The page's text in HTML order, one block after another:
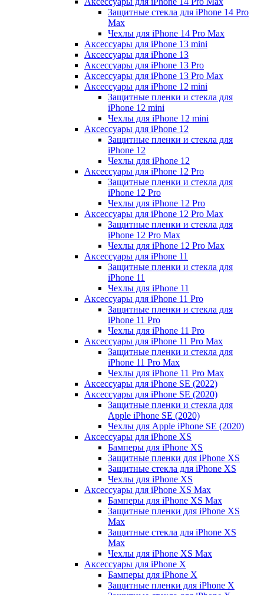
Защитные стекла для iPhone 14 Pro
Max
Чехлы для iPhone 14 Pro Max
Аксессуары для iPhone 13 mini
Аксессуары для iPhone 13
Аксессуары для iPhone 13 Pro
Аксессуары для iPhone 13 Pro Max
Аксессуары для iPhone 12 mini
Защитные пленки и стекла для
iPhone 12 mini
Чехлы для iPhone 12 mini
Аксессуары для iPhone 12
Защитные пленки и стекла для
iPhone 12
Чехлы для iPhone 12
Аксессуары для iPhone 12 Pro
Защитные пленки и стекла для
iPhone 12 Pro
Чехлы для iPhone 12 Pro
Аксессуары для iPhone 12 Pro Max
Защитные пленки и стекла для
iPhone 12 Pro Max
Чехлы для iPhone 12 Pro Max
Аксессуары для iPhone 11
Защитные пленки и стекла для
iPhone 11
Чехлы для iPhone 11
Аксессуары для iPhone 11 Pro
Защитные пленки и стекла для
iPhone 11 Pro
Чехлы для iPhone 11 Pro
Аксессуары для iPhone 11 Pro Max
Защитные пленки и стекла для
iPhone 11 Pro Max
Чехлы для iPhone 11 Pro Max
Аксессуары для iPhone SE (2022)
Аксессуары для iPhone SE (2020)
Защитные пленки и стекла для
Apple iPhone SE (2020)
Чехлы для Apple iPhone SE (2020)
Аксессуары для iPhone ХS
Бамперы для iPhone ХS
Защитные пленки для iPhone ХS
Защитные стекла для iPhone ХS
Чехлы для iPhone ХS
Аксессуары для iPhone ХS Max
Бамперы для iPhone XS Max
Защитные пленки для iPhone XS
Max
Защитные стекла для iPhone XS
Max
Чехлы для iPhone XS Max
Аксессуары для iPhone X
Бамперы для iPhone X
Защитные пленки для iPhone X